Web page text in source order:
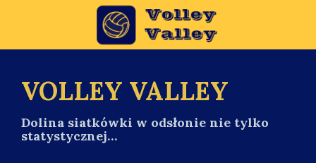
p
VOLLEY VALLEY
Dolina siatkówki w odsłonie nie tylko
statystycznej…